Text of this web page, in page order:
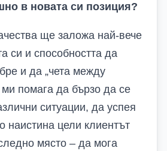
в новата си позиция?
ще заложа най-вече
си и способността да
и да „чета между
ми помага да бързо да се
ситуации, да успея
наистина цели клиентът
място – да мога